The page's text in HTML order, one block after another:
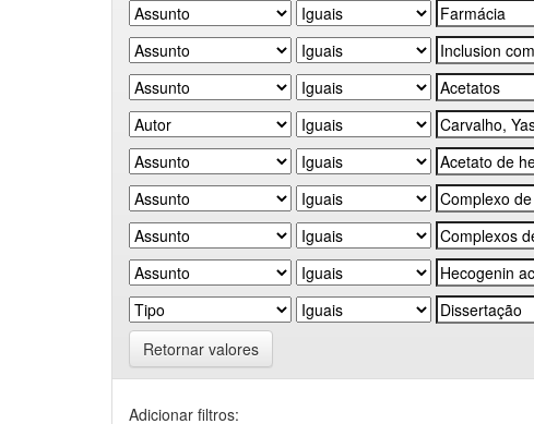
Retornar valores
Adicionar filtros: